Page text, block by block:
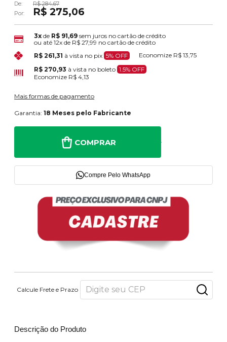
De:
R$ 284,67
Por:
R$ 275,06
3x de R$ 91,69 sem juros no cartão de crédito
ou até12x de R$ 27,99 no cartão de crédito
R$ 261,31 à vista no pix 5% OFF Economize R$ 13,75
R$ 270,93 à vista no boleto 1.5% OFF
Economize R$ 4,13
Mais formas de pagamento
Garantia:18 Meses pelo Fabricante
COMPRAR
Compre Pelo WhatsApp
Calcule Frete e Prazo
Descrição do Produto